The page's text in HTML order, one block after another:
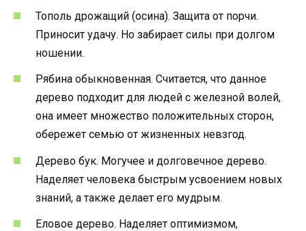
Тополь дрожащий (осина). Защита от порчи.
Приносит удачу. Но забирает силы при долгом
ношении.
Рябина обыкновенная. Считается, что данное
дерево подходит для людей с железной волей,
она имеет множество положительных сторон,
обережет семью от жизненных невзгод.
Дерево бук. Могучее и долговечное дерево.
Наделяет человека быстрым усвоением новых
знаний, а также делает его мудрым.
Еловое дерево. Наделяет оптимизмом,